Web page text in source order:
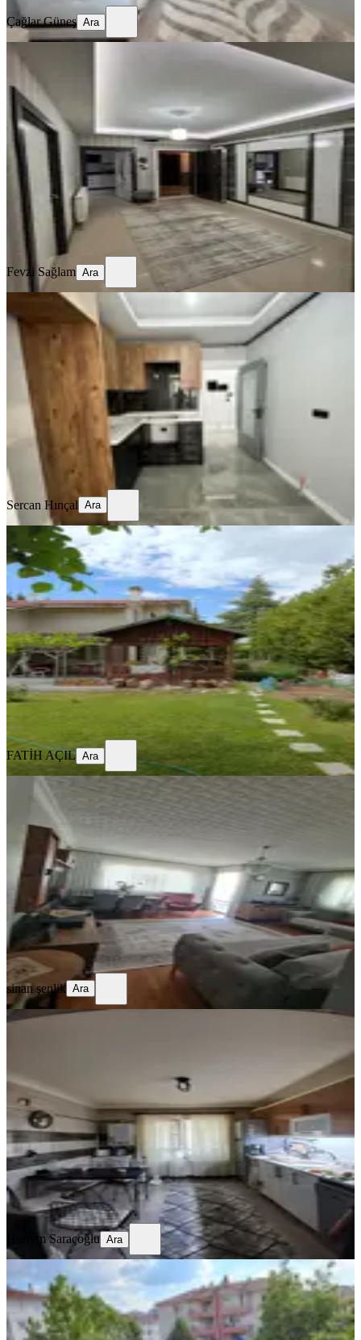
Çağlar Güneş Ara
MANZARALI
Sahibinden Estergon Caddesi Üzeri
Ankara, Keçiören
3+1·150 m²·6. Kat·31.05.2026
6.900.000 ₺
Fevzi Sağlam
Fevzi Sağlam Ara
SIFIR BİNA
Sahibinden 3+1
Ankara, Keçiören
100 m²·Yüksek giriş ·31.05.2026
Sercan Hınçal
Sercan Hınçal Ara
SİTE İÇİ
Sahibinden Satılık 1500 M2 Bahçe
İçerisinde Villa
Ankara, Gölbaşı
6+2·1500 m²·Villa tipi·31.05.2026
23.000.000 ₺
FATİH AÇIL
FATİH AÇIL Ara
MANZARALI
Acil Merkezi Konumda 3+1
Ankara, Etimesgut
3+1·120 m²·3. Kat·31.05.2026
3.800.000 ₺Geri Dönüş: 11 yıl
sinan şenlik
Ara
sinan şenlik Ara
KOMBİLİ
Ankara, Mamak
2+1·128 m²·Yüksek giriş·30.05.2026
3.360.000 ₺ 3.490.000 ₺
Hürrem Saraçoğlu
Ara
Hürrem Saraçoğlu Ara
%
Mükemmel Konumda - Yüksek Giriş -
Önü Açık
Ankara, Etimesgut